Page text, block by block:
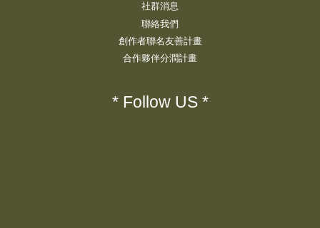
社群消息
聯絡我們
創作者聯名友善計畫
合作夥伴分潤計畫
* Follow US *